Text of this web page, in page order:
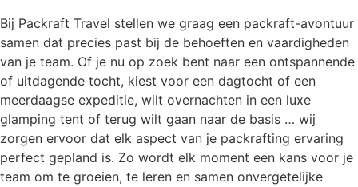
Bij Packraft Travel stellen we graag een packraft-avontuur
samen dat precies past bij de behoeften en vaardigheden
van je team. Of je nu op zoek bent naar een ontspannende
of uitdagende tocht, kiest voor een dagtocht of een
meerdaagse expeditie, wilt overnachten in een luxe
glamping tent of terug wilt gaan naar de basis … wij
zorgen ervoor dat elk aspect van je packrafting ervaring
perfect gepland is. Zo wordt elk moment een kans voor je
team om te groeien, te leren en samen onvergetelijke